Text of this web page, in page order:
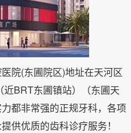
院(东圃院区)地址在天河区
BRT东圃镇站）（东圃天
都非常强的正规牙科，各项
供优质的齿科诊疗服务！